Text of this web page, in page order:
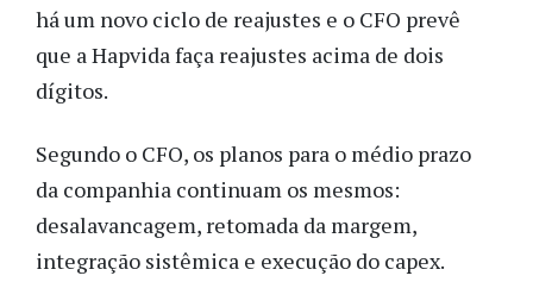
há um novo ciclo de reajustes e o CFO prevê
que a Hapvida faça reajustes acima de dois
dígitos.
Segundo o CFO, os planos para o médio prazo
da companhia continuam os mesmos:
desalavancagem, retomada da margem,
integração sistêmica e execução do capex.